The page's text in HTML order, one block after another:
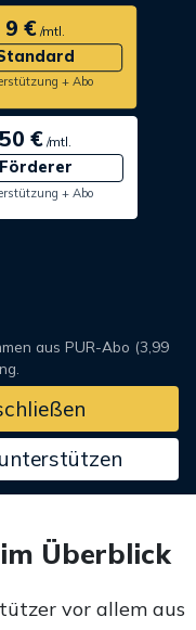
9 €/mtl.
+ Abo
50 € /mtl.
Förderer
+ Abo
aus PUR-Abo (3,99
Überblick
vor allem aus